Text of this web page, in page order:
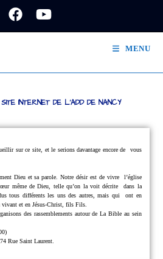
MENU
INTERNET DE L'ADD DE NANCY
sur ce site, et le serions davantage encore de vous
Dieu et sa parole.Notre désir est de vivre l’église
même de Dieu, telle qu’on la voit décritedans la
tous différents les uns des autres, mais quiont en
et en Jésus-Christ, fils Fils.
des rassemblements autour de La Bible au sein
Rue Saint Laurent.